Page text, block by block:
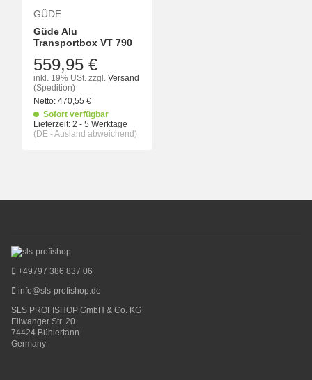
GÜDE
Güde Alu
Transportbox VT 790
559,95 €
inkl. 19% USt. zzgl. Versand
(Spedition)
Netto: 470,55 €
Sofort verfügbar
Lieferzeit: 2 - 5 Werktage
(DE - Ausland abweichend)
+49797 386 837 06
info@sls-profishop.de
SLS PROFISHOP GmbH & Co. KG
Ellwanger Str. 20
74424 Bühlertann
Germany